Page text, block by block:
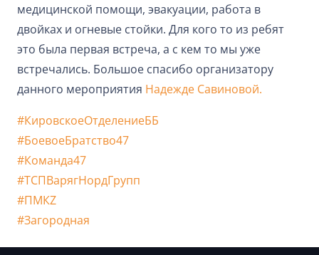
медицинской помощи, эвакуации, работа в
двойках и огневые стойки. Для кого то из ребят
это была первая встреча, а с кем то мы уже
встречались. Большое спасибо организатору
данного мероприятия Надежде Савиновой.
#КировскоеОтделениеББ
#БоевоеБратство47
#Команда47
#ТСПВарягНордГрупп
#ПМКZ
#Загородная